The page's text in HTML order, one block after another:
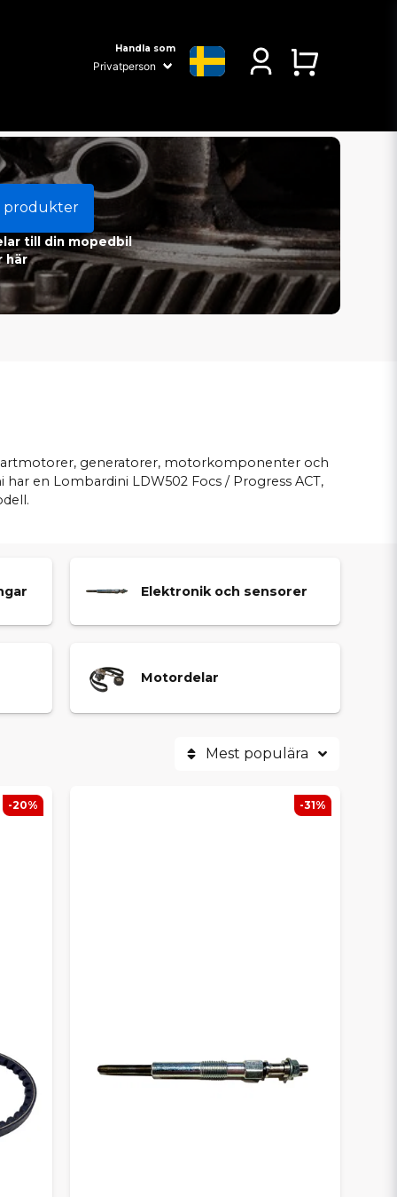
Handla som
produkter
till din mopedbil
här
generatorer, motorkomponenter och
en Lombardini LDW502 Focs / Progress ACT,
Elektronik och sensorer
Motordelar
Mest populära
-20% -31%